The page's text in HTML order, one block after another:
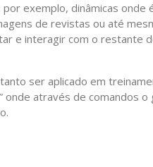
por exemplo, dinâmicas
de revistas ou até
e interagir com o restante
ser aplicado em
” onde através de comandos